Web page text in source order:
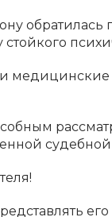
обратилась